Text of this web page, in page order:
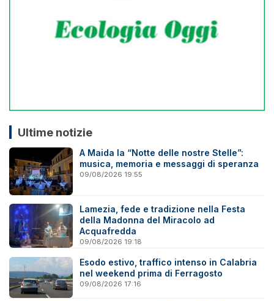
Ultime notizie
A Maida la “Notte delle nostre Stelle”:
musica, memoria e messaggi di speranza
09/08/2026 19:55
Lamezia, fede e tradizione nella Festa
della Madonna del Miracolo ad
Acquafredda
09/08/2026 19:18
Esodo estivo, traffico intenso in Calabria
nel weekend prima di Ferragosto
09/08/2026 17:16